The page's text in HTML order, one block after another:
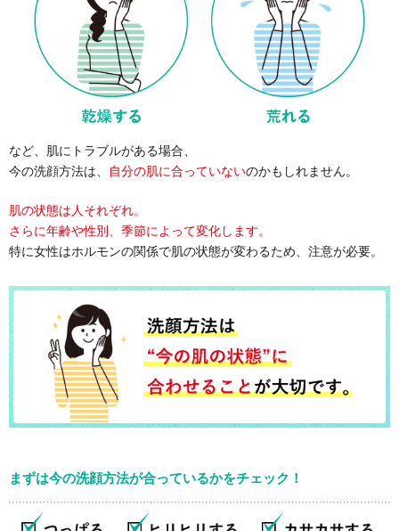
など、肌にトラブルがある場合、
今の洗顔方法は、
自分の肌に合っていないのかもしれません。
肌の状態は人それぞれ。
さらに年齢や性別、季節によって変化します。
特に女性はホルモンの関係で肌の状態が変わるため、注意が必要。
まずは今の洗顔方法が合っているかをチェック！